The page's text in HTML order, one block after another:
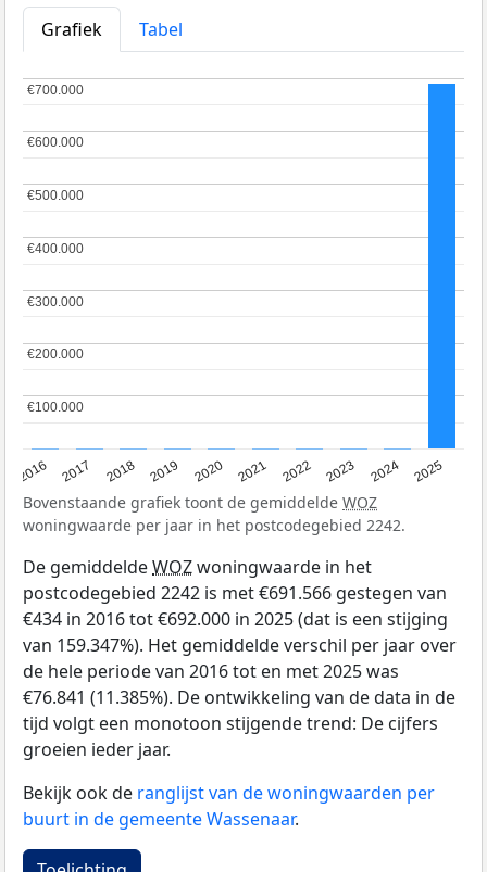
Grafiek
Tabel
2016 2017 2018 2019 2020 2021 2022 2023 2024 2025
€100.000
€100.000
€200.000
€200.000
€300.000
€300.000
€400.000
€400.000
€500.000
€500.000
€600.000
€600.000
€700.000
€700.000
Bovenstaande grafiek toont de gemiddelde WOZ
woningwaarde per jaar in het postcodegebied 2242.
De gemiddeldeWOZwoningwaarde in het
postcodegebied 2242 is met €691.566 gestegen van
€434 in 2016 tot €692.000 in 2025 (dat is een stijging
van 159.347%). Het gemiddelde verschil per jaar over
de hele periode van 2016 tot en met 2025 was
€76.841 (11.385%). De ontwikkeling van de data in de
tijd volgt een monotoon stijgende trend: De cijfers
groeien ieder jaar.
Bekijk ook de ranglijst van de woningwaarden per
buurt in de gemeente Wassenaar.